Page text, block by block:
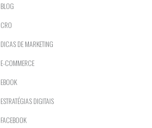
BLOG
CRO
DICAS DE MARKETING
E-COMMERCE
EBOOK
ESTRATÉGIAS DIGITAIS
FACEBOOK